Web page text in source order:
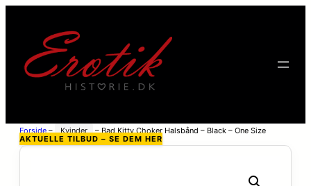
Forside– Kvinder –Bad Kitty Choker Halsbånd – Black – One Size
AKTUELLE TILBUD – SE DEM HER